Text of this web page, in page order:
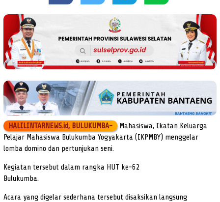
HALILINTARNEWS.id, BULUKUMBA- Mahasiswa, Ikatan Keluarga
Pelajar Mahasiswa Bulukumba Yogyakarta (IKPMBY) menggelar
lomba domino dan pertunjukan seni.
Kegiatan tersebut dalam rangka HUT ke-62
Bulukumba.
Acara yang digelar sederhana tersebut disaksikan langsung